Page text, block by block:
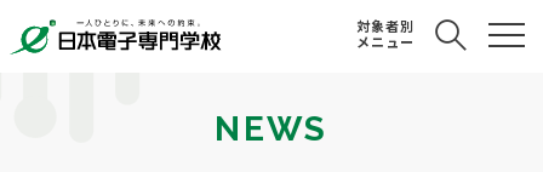
対象者別
メニュー
NEWS